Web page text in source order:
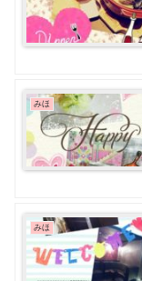
みほ
みほ